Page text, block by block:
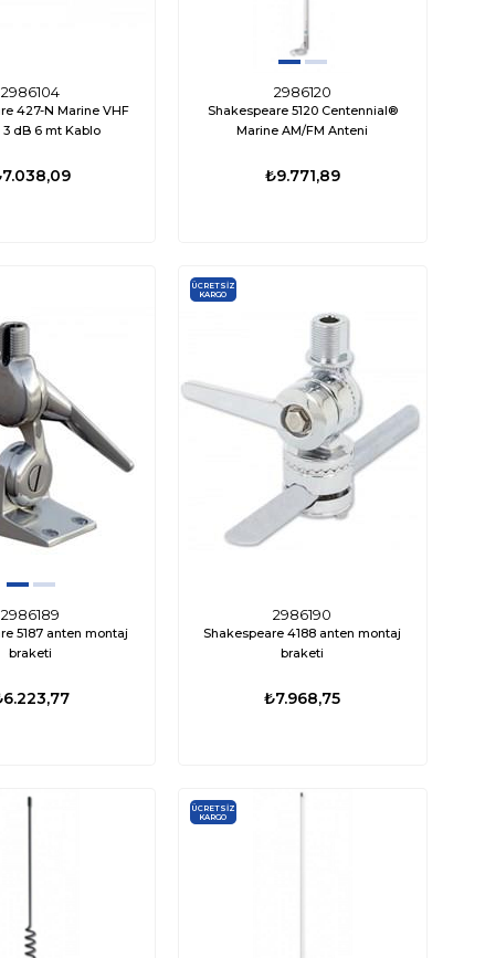
2986104
427-N Marine VHF
dB 6 mt Kablo
2986120
Shakespeare 5120 Centennial®
Marine AM/FM Anteni
₺9.771,89
2986189
5187 anten montaj
braketi
2986190
Shakespeare 4188 anten montaj
braketi
₺7.968,75
ÜCRETSIZ
KARGO
ÜCRETSIZ
KARGO